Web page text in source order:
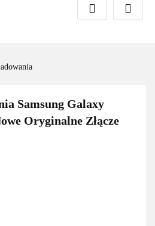
Załóż konto
Samsung Galaxy
Oryginalne Złącze